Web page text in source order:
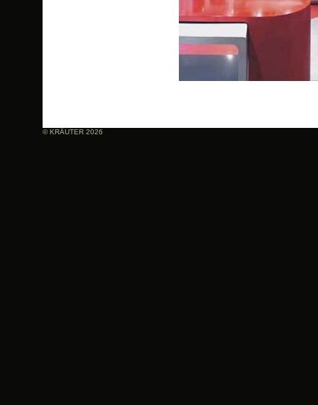
© KRÄUTER 2026